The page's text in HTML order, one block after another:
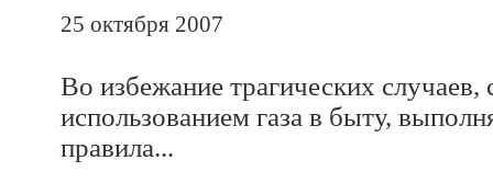
25 октября 2007
Во избежание трагических случаев,
использованием газа в быту,
правила...